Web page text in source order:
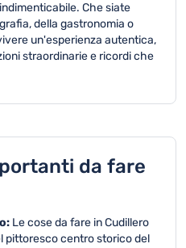
Che siate
della gastronomia o
un'esperienza autentica,
straordinarie e ricordi che
da fare
Le cose da fare in Cudillero
pittoresco centro storico del